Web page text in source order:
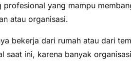
yang mampu
atau organisasi.
bekerja dari rumah atau dari
saat ini, karena banyak